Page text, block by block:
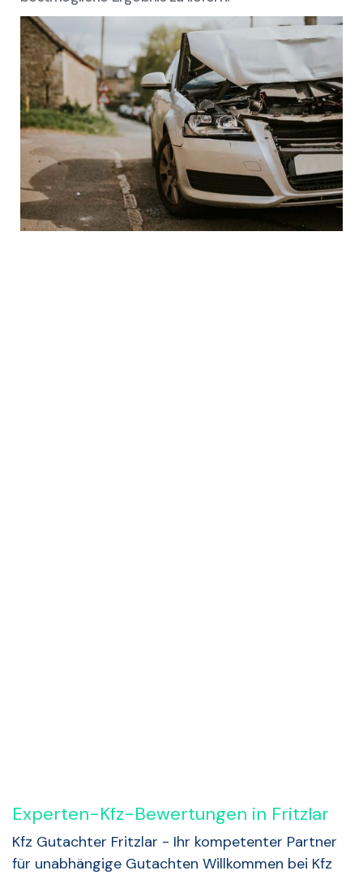
Experten-Kfz-Bewertungen in Fritzlar
Kfz Gutachter Fritzlar - Ihr kompetenter Partner
für unabhängige Gutachten Willkommen bei Kfz